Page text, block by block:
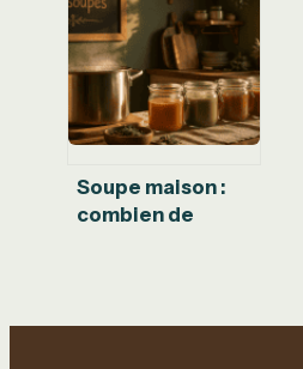
Soupe maison :
combien de
santé ?